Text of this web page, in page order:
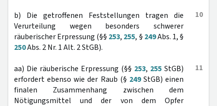
10
b) Die getroffenen Feststellungen tragen die
Verurteilung wegen besonders schwerer
räuberischer Erpressung (§§ 253, 255, § 249Abs. 1, §
250Abs. 2 Nr. 1 Alt. 2 StGB).
11
aa) Die räuberische Erpressung (§§ 253, 255 StGB)
erfordert ebenso wie der Raub (§ 249StGB) einen
finalen Zusammenhang zwischen dem
Nötigungsmittel und der von dem Opfer